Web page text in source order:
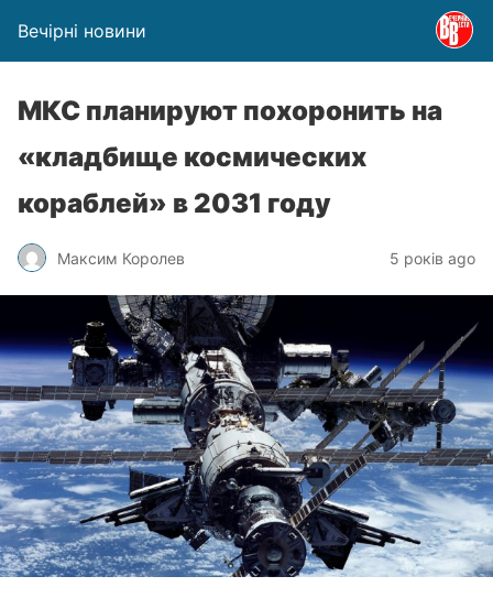
Вечірні новини
МКС планируют похоронить на
«кладбище космических
кораблей» в 2031 году
Максим Королев 5 років ago